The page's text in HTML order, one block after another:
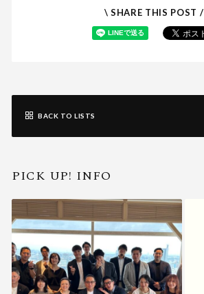
\ SHARE THIS POST /
BACK TO LISTS
PICK UP! INFO